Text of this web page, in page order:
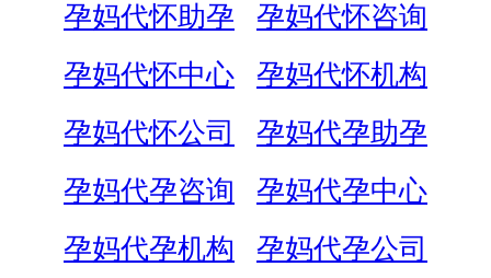
孕妈代怀助孕
孕妈代怀咨询
孕妈代怀中心
孕妈代怀机构
孕妈代怀公司
孕妈代孕助孕
孕妈代孕咨询
孕妈代孕中心
孕妈代孕机构
孕妈代孕公司